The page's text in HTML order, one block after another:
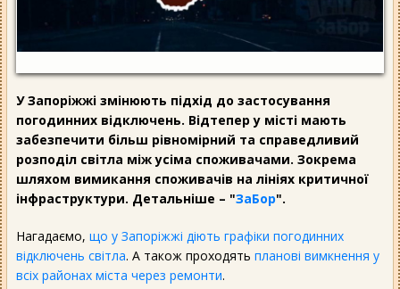
У Запоріжжі змінюють підхід до застосування
погодинних відключень. Відтепер у місті мають
забезпечити більш рівномірний та справедливий
розподіл світла між усіма споживачами. Зокрема
шляхом вимикання споживачів на лініях критичної
інфраструктури. Детальніше – "ЗаБор".
Нагадаємо, що у Запоріжжі діють графіки погодинних
відключень світла. А також проходять планові вимкнення у
всіх районах міста через ремонти.